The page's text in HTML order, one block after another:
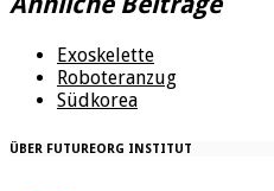
Exoskelette
Roboteranzug
Südkorea
ÜBER FUTUREORG INSTITUT